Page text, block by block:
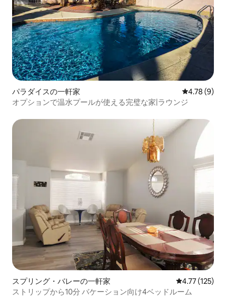
パラダイスの一軒家 レビュー9
4.78 (9)
オプションで温水プールが使える完璧な家|ラウンジ
スプリング・バレーの一軒家 レビュー125
4.77 (125)
ストリップから10分 バケーション向け4ベッドルーム